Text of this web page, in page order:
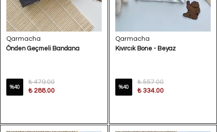
Qarmacha
Önden Geçmeli Bandana
%40
₺ 479.00
₺ 288.00
Qarmacha
Kıvırcık Bone - Beyaz
%40
₺ 557.00
₺ 334.00